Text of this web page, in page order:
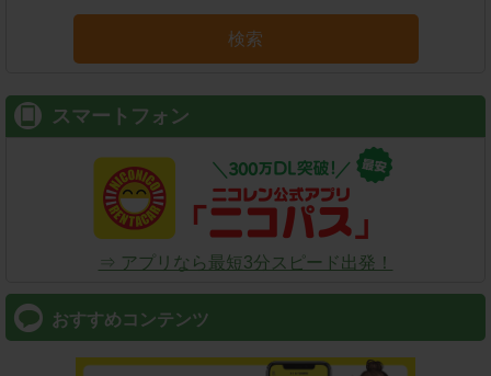
検索
スマートフォン
⇒ アプリなら最短3分スピード出発！
おすすめコンテンツ